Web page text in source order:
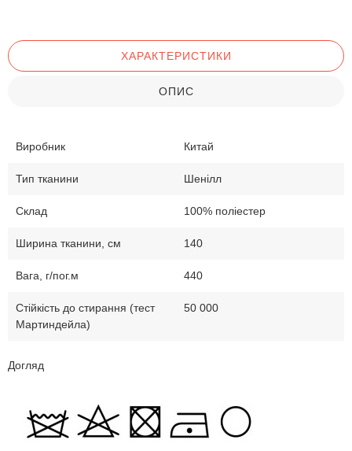
ХАРАКТЕРИСТИКИ
ОПИС
Виробник Китай
Тип тканини Шенілл
Склад 100% поліестер
Ширина тканини, см 140
Вага, г/пог.м 440
Стійкість до стирання (тест
Мартиндейла)
50 000
Догляд